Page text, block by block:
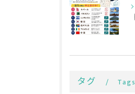
タグ Tags